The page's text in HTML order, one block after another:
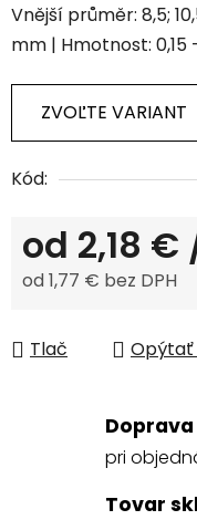
Vnější průměr: 8,5;
mm | Hmotnost: 0,15
ZVOĽTE VARIANT
Kód:
od 2,18 €
od1,77 € bez DPH
Tlač
Opýtať
pri
Tovar